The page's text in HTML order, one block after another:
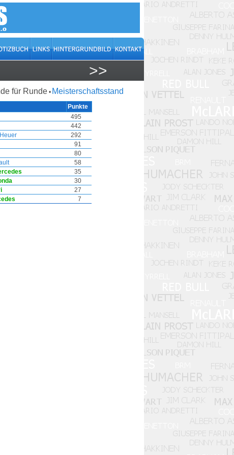
>>
für Runde • Meisterschaftsstand
Punkte
495
442
292
91
80
58
35
30
27
7